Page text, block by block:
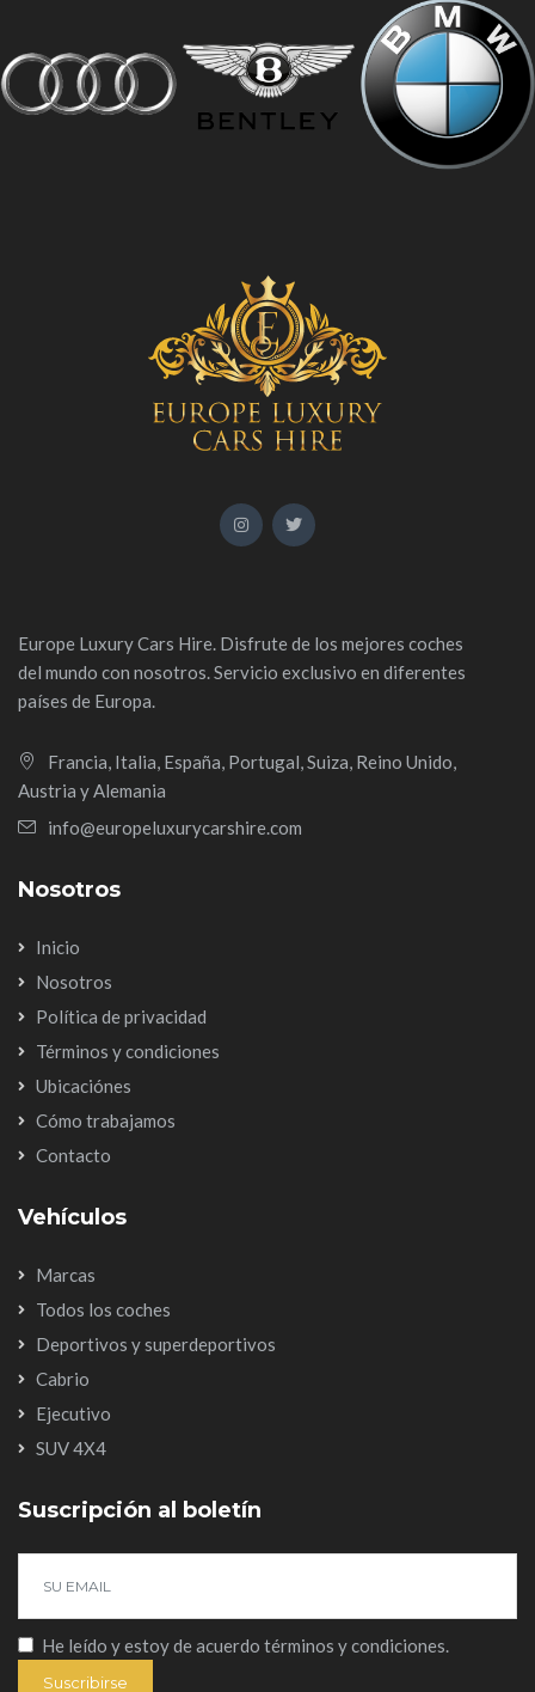
Europe Luxury Cars Hire. Disfrute de los mejores coches
del mundo con nosotros. Servicio exclusivo en diferentes
países de Europa.
Francia, Italia, España, Portugal, Suiza, Reino Unido,
Austria y Alemania
info@europeluxurycarshire.com
Nosotros
Inicio
Nosotros
Política de privacidad
Términos y condiciones
Ubicaciónes
Cómo trabajamos
Contacto
Vehículos
Marcas
Todos los coches
Deportivos y superdeportivos
Cabrio
Ejecutivo
SUV 4X4
Suscripción al boletín
He leído y estoy de acuerdo términos y condiciones.
Suscribirse